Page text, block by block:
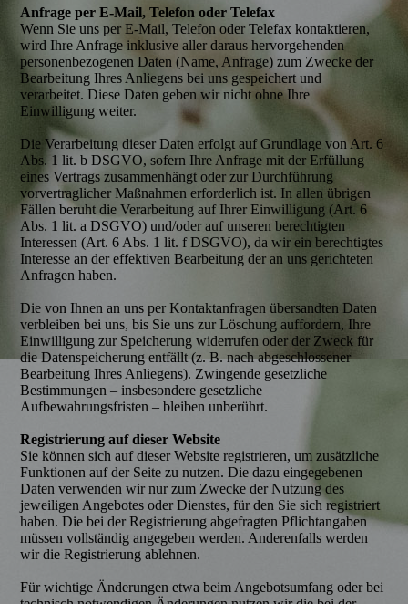
Anfrage per E-Mail, Telefon oder Telefax
Wenn Sie uns per E-Mail, Telefon oder Telefax kontaktieren,
wird Ihre Anfrage inklusive aller daraus hervorgehenden
personenbezogenen Daten (Name, Anfrage) zum Zwecke der
Bearbeitung Ihres Anliegens bei uns gespeichert und
verarbeitet. Diese Daten geben wir nicht ohne Ihre
Einwilligung weiter.
Die Verarbeitung dieser Daten erfolgt auf Grundlage von Art. 6
Abs. 1 lit. b DSGVO, sofern Ihre Anfrage mit der Erfüllung
eines Vertrags zusammenhängt oder zur Durchführung
vorvertraglicher Maßnahmen erforderlich ist. In allen übrigen
Fällen beruht die Verarbeitung auf Ihrer Einwilligung (Art. 6
Abs. 1 lit. a DSGVO) und/oder auf unseren berechtigten
Interessen (Art. 6 Abs. 1 lit. f DSGVO), da wir ein berechtigtes
Interesse an der effektiven Bearbeitung der an uns gerichteten
Anfragen haben.
Die von Ihnen an uns per Kontaktanfragen übersandten Daten
verbleiben bei uns, bis Sie uns zur Löschung auffordern, Ihre
Einwilligung zur Speicherung widerrufen oder der Zweck für
die Datenspeicherung entfällt (z. B. nach abgeschlossener
Bearbeitung Ihres Anliegens). Zwingende gesetzliche
Bestimmungen – insbesondere gesetzliche
Aufbewahrungsfristen – bleiben unberührt.
Registrierung auf dieser Website
Sie können sich auf dieser Website registrieren, um zusätzliche
Funktionen auf der Seite zu nutzen. Die dazu eingegebenen
Daten verwenden wir nur zum Zwecke der Nutzung des
jeweiligen Angebotes oder Dienstes, für den Sie sich registriert
haben. Die bei der Registrierung abgefragten Pflichtangaben
müssen vollständig angegeben werden. Anderenfalls werden
wir die Registrierung ablehnen.
Für wichtige Änderungen etwa beim Angebotsumfang oder bei